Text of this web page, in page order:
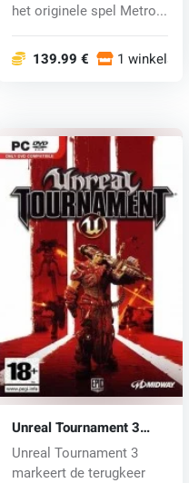
het originele spel Metro...
139.99 € 1 winkels
Unreal Tournament 3
(PC) CD key
Unreal Tournament 3
markeert de terugkeer